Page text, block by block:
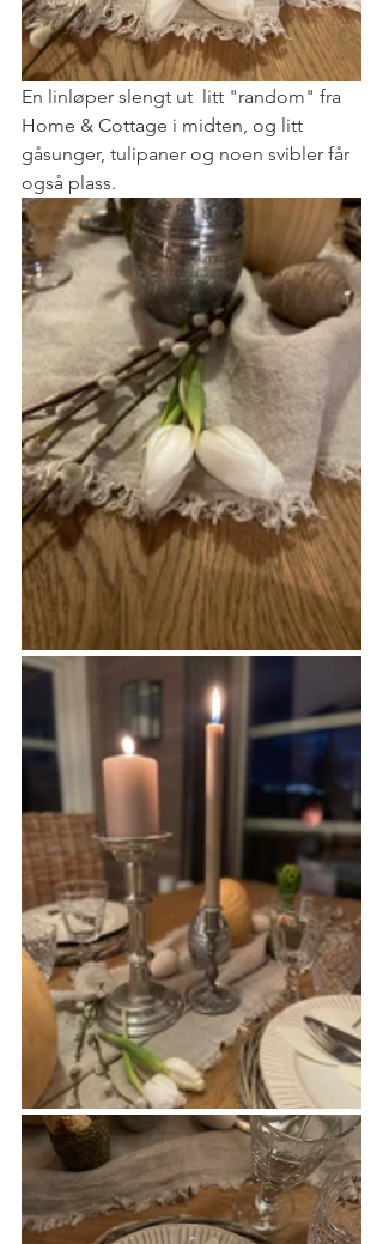
En linløper slengt ut  litt "random" fra
Home & Cottage i midten, og litt
gåsunger, tulipaner og noen svibler får
også plass.